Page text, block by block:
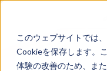
このウェブサイトでは
Cookieを保存します。
体験の改善のため、ま